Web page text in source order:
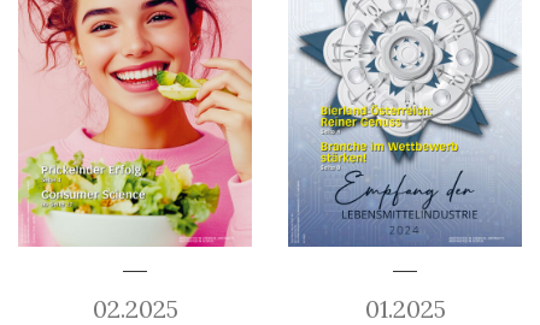
02.2025 01.2025